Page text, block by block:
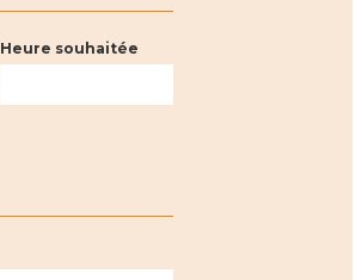
Heure souhaitée